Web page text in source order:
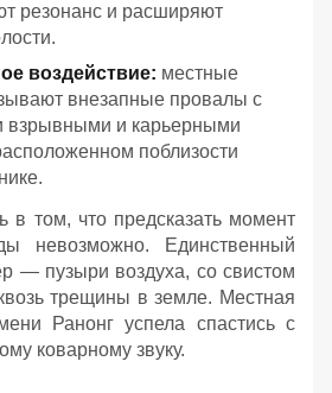
резонанс и расширяют
воздействие: местные
внезапные провалы с
взрывными и карьерными
поблизости
в том, что предсказать момент
невозможно. Единственный
— пузыри воздуха, со свистом
трещины в земле. Местная
Ранонг успела спастись с
коварному звуку.